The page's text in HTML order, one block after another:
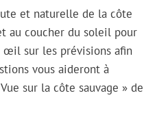
et naturelle de la côte
au coucher du soleil pour
œil sur les prévisions afin
vous aideront à
sur la côte sauvage » de